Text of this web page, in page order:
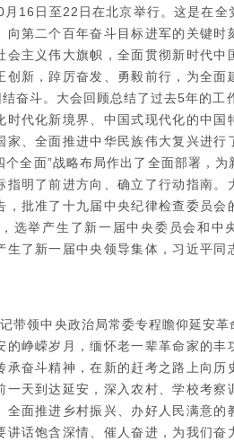
16日至22日在北京举行。这是在全
第二个百年奋斗目标进军的关键时
主义伟大旗帜，全面贯彻新时代中
新，踔厉奋发、勇毅前行，为全面
奋斗。大会回顾总结了过去5年的工
代化新境界、中国式现代化的中国
、全面推进中华民族伟大复兴进行
个全面”战略布局作出了全面部署，为
明了前进方向、确立了行动指南。
批准了十九届中央纪律检查委员会
选举产生了新一届中央委员会和中
了新一届中央领导集体，习近平同
带领中央政治局常委专程瞻仰延安革
峥嵘岁月，缅怀老一辈革命家的丰
奋斗精神，在新的赶考之路上向历
天到达延安，深入农村、学校考察
面推进乡村振兴、办好人民满意的
话饱含深情、催人奋进，为我们奋